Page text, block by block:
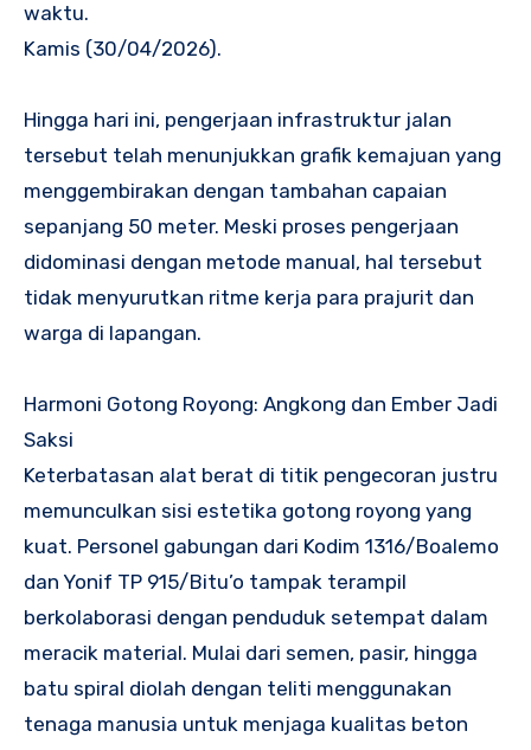
waktu.
Kamis (30/04/2026).
Hingga hari ini, pengerjaan infrastruktur jalan
tersebut telah menunjukkan grafik kemajuan yang
menggembirakan dengan tambahan capaian
sepanjang 50 meter. Meski proses pengerjaan
didominasi dengan metode manual, hal tersebut
tidak menyurutkan ritme kerja para prajurit dan
warga di lapangan.
Harmoni Gotong Royong: Angkong dan Ember Jadi
Saksi
Keterbatasan alat berat di titik pengecoran justru
memunculkan sisi estetika gotong royong yang
kuat. Personel gabungan dari Kodim 1316/Boalemo
dan Yonif TP 915/Bitu’o tampak terampil
berkolaborasi dengan penduduk setempat dalam
meracik material. Mulai dari semen, pasir, hingga
batu spiral diolah dengan teliti menggunakan
tenaga manusia untuk menjaga kualitas beton